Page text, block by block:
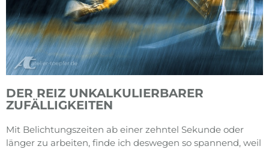
DER REIZ UNKALKULIERBARER
ZUFÄLLIGKEITEN
Mit Belichtungszeiten ab einer zehntel Sekunde oder
länger zu arbeiten, finde ich deswegen so spannend, weil